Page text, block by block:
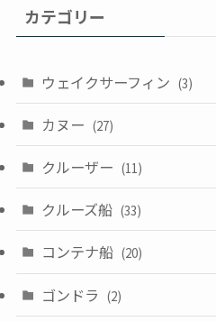
カテゴリー
ウェイクサーフィン (3)
カヌー (27)
クルーザー (11)
クルーズ船 (33)
コンテナ船 (20)
ゴンドラ (2)